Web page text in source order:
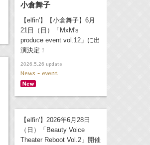
小倉舞子
【elfin'】【小倉舞子】6月
21日（日）「MxM's
produce event vol.12」に出
演決定！
2026.5.26 update
News - event
【elfin'】2026年6月28日
（日）「Beauty Voice
Theater Reboot Vol.2」開催